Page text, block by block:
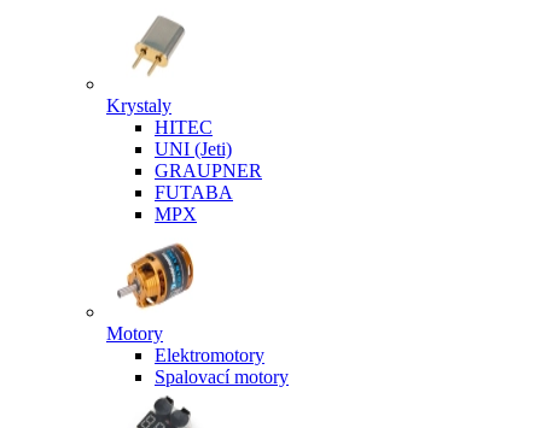
Krystaly
HITEC
UNI (Jeti)
GRAUPNER
FUTABA
MPX
Motory
Elektromotory
Spalovací motory